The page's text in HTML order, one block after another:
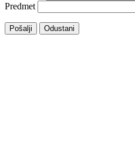
Predmet
Pošalji Odustani